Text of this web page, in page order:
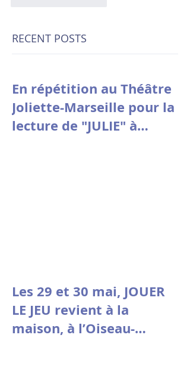
RECENT POSTS
En répétition au Théâtre
Joliette-Marseille pour la
lecture de "JULIE" à
Les 29 et 30 mai, JOUER
LE JEU revient à la
maison, à l’Oiseau-